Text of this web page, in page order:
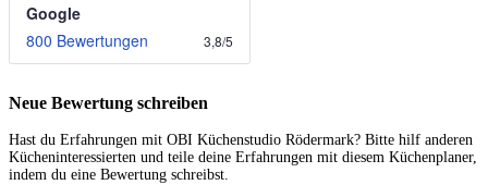
Google
800 Bewertungen
3,8/5
Neue Bewertung schreiben
Hast du Erfahrungen mit OBI Küchenstudio Rödermark? Bitte hilf anderen
Kücheninteressierten und teile deine Erfahrungen mit diesem Küchenplaner,
indem du eine Bewertung schreibst.